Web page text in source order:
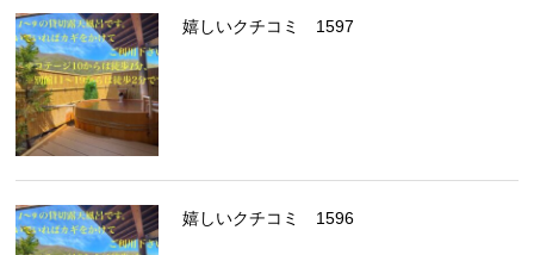
嬉しいクチコミ 1597
嬉しいクチコミ 1596